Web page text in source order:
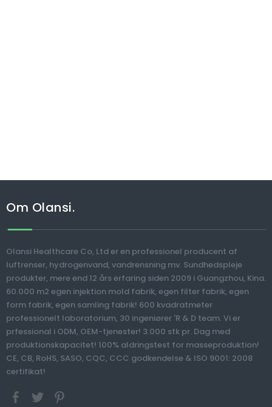
Om Olansi.
Olansi Healthcare Co, Ltd er en professionel producent af
luftrenser, hydrogenvand, vandrensning mv. Sundhedspleje
produkter, mere end 12 års erfaring siden 2009 i Guangzhou, Kina.
60.000 m2 egen injektion mold fabrik, egen filter fabrik, egen
form fabrik, egen samling fabrik! 600 kvadratmeter
professionelt laboratorium, 30 ingeniører 'R & D team. Vi er
prfessional i ODM, OEM-tjenester! 3.000 stk pr. Dag med
produktionskapacitet! 100% aldringstest for masseproduktion!
CE, CB, RoHS, SASO, CQC, CCC godkendelse & ISO 9001: 2008
certifikat!